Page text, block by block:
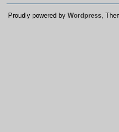
Proudly powered by Wordpress,